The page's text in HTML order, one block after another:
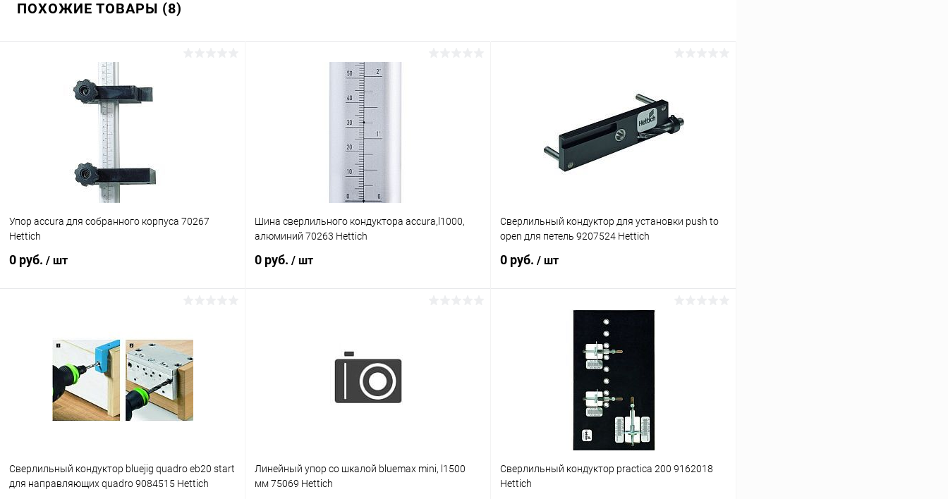
ПОХОЖИЕ ТОВАРЫ (8)
Упор accura для собранного корпуса 70267
Hettich
0 руб. / шт
Купить в 1 клик К сравнению
Под заказ
Шина сверлильного кондуктора accura,l1000,
алюминий 70263 Hettich
0 руб. / шт
Под заказ
Сверлильный кондуктор для установки push to
open для петель 9207524 Hettich
0 руб. / шт
Подписаться
К сравнению
Сверлильный кондуктор bluejig quadro eb20 start
для направляющих quadro 9084515 Hettich
Линейный упор со шкалой bluemax mini, l1500
мм 75069 Hettich
Сверлильный кондуктор practica 200 9162018
Hettich